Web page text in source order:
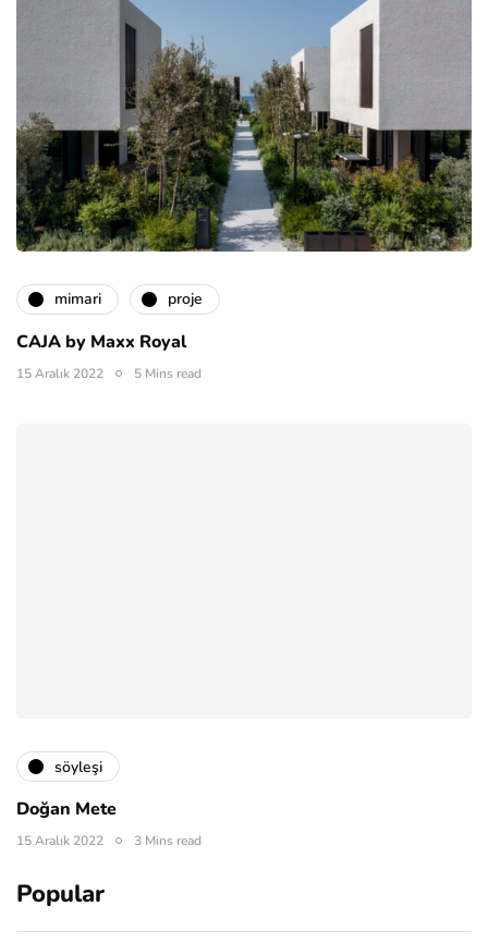
mimari proje
CAJA by Maxx Royal
15 Aralık 2022 5 Mins read
söyleşi
Doğan Mete
15 Aralık 2022 3 Mins read
Popular